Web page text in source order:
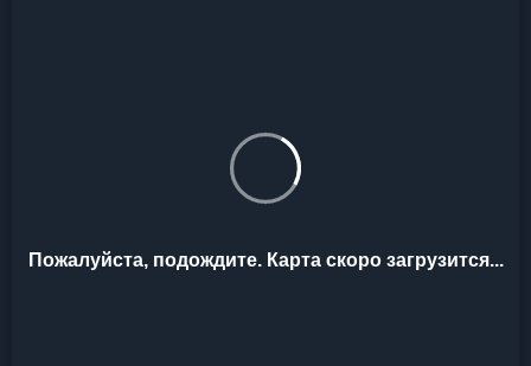
Пожалуйста, подождите. Карта скоро загрузится...